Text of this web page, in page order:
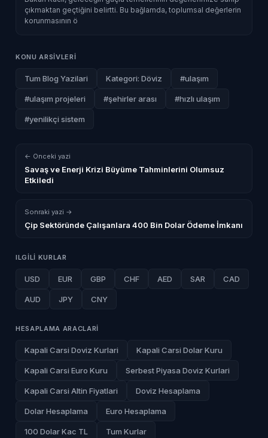
çıkmaktan geçtiğini belirtti. Bu bağlamda, toplumsal değerlerin
korunmasının ö
KONU ARSIVLERI
Tum Blog Yazilari Kategori: Döviz #ulaşım
#ulaşım projeleri #şehirler arası #hızlı ulaşım
#yenilikçi sistem
← Onceki yazi
Savaş ve Enerji Krizi Büyüme Tahminlerini Olumsuz
Etkiledi
Sonraki yazi →
Çip Sektöründe Çalışanlara 400 Bin Dolar Ödeme İmkanı
ILGILI KURLAR
USD EUR GBP CHF AED SAR CAD
AUD JPY CNY
HESAPLAMA ARACLARI
Kapali Carsi Doviz Kurlari Kapali Carsi Dolar Kuru
Kapali Carsi Euro Kuru Serbest Piyasa Doviz Kurlari
Kapali Carsi Altin Fiyatlari Doviz Hesaplama
Dolar Hesaplama Euro Hesaplama
100 Dolar Kac TL Tum Kurlar